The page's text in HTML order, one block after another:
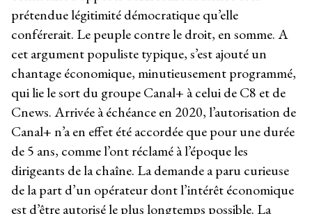
prétendue légitimité démocratique qu’elle
conférerait. Le peuple contre le droit, en somme. A
cet argument populiste typique, s’est ajouté un
chantage économique, minutieusement programmé,
qui lie le sort du groupe Canal+ à celui de C8 et de
Cnews. Arrivée à échéance en 2020, l’autorisation de
Canal+ n’a en effet été accordée que pour une durée
de 5 ans, comme l’ont réclamé à l’époque les
dirigeants de la chaîne. La demande a paru curieuse
de la part d’un opérateur dont l’intérêt économique
est d’être autorisé le plus longtemps possible. La